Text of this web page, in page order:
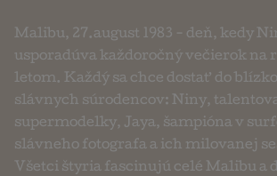
Malibu, 27.august 1983 - deň, kedy
usporadúva každoročný večierok na
letom. Každý sa chce dostať do
slávnych súrodencov: Niny,
supermodelky, Jaya, šampióna v
slávneho fotografa a ich milovanej
Všetci štyria fascinujú celé Malibu a